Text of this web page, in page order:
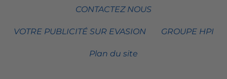
CONTACTEZ NOUS
VOTRE PUBLICITÉ SUR EVASION GROUPE HPI
Plan du site